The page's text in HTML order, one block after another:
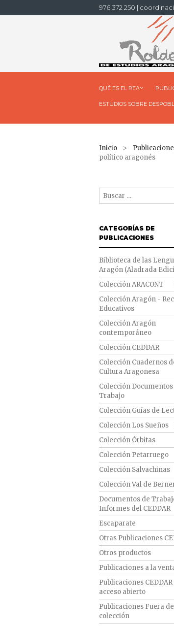
976 372 250 |
QUÉ ES EL REA
ESTUDIOS SOBRE
Inicio >
político aragonés
CATEGORÍAS DE
PUBLICACIONES
Biblioteca de las
Aragón (Aladrada
Colección ARACONT
Colección Aragón -
Educativos
Colección Aragón
contemporáneo
Colección CEDDAR
Colección Cuadernos
Cultura Aragonesa
Colección Documentos
Trabajo
Colección Guías de
Colección Los Sueños
Colección Órbitas
Colección Petarruego
Colección Salvachinas
Colección Val de
Documentos de
Informes del CEDDAR
Escaparate
Otras Publicaciones
Otros productos
Publicaciones a la
Publicaciones
acceso abierto
Publicaciones Fuera de
colección